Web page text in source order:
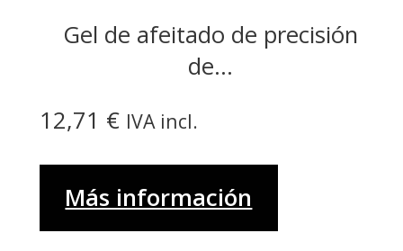
Gel de afeitado de precisión
de...
12,71 € IVA incl.
Más información